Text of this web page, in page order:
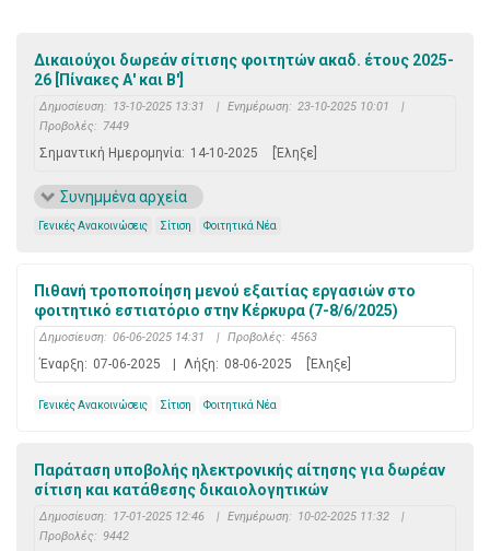
Δικαιούχοι δωρεάν σίτισης φοιτητών ακαδ. έτους 2025-
26 [Πίνακες Α' και Β']
Δημοσίευση: 13-10-2025 13:31 | Ενημέρωση: 23-10-2025 10:01
|
Προβολές: 7449
Σημαντική Ημερομηνία: 14-10-2025 [Έληξε]
Συνημμένα αρχεία
Γενικές Ανακοινώσεις Σίτιση Φοιτητικά Νέα
Πιθανή τροποποίηση μενού εξαιτίας εργασιών στο
φοιτητικό εστιατόριο στην Κέρκυρα (7-8/6/2025)
Δημοσίευση: 06-06-2025 14:31 | Προβολές: 4563
Έναρξη: 07-06-2025 Λήξη: 08-06-2025 [Έληξε]
Γενικές Ανακοινώσεις Σίτιση Φοιτητικά Νέα
Παράταση υποβολής ηλεκτρονικής αίτησης για δωρέαν
σίτιση και κατάθεσης δικαιολογητικών
Δημοσίευση: 17-01-2025 12:46 | Ενημέρωση: 10-02-2025 11:32
|
Προβολές: 9442